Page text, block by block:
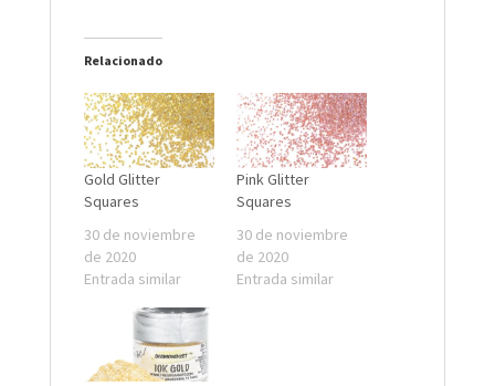
Relacionado
Gold Glitter
Squares
30 de noviembre
de 2020
Entrada similar
Pink Glitter
Squares
30 de noviembre
de 2020
Entrada similar